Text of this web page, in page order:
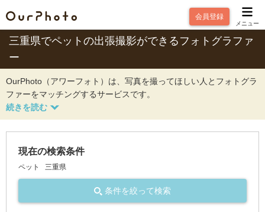
会員登録
メニュー
三重県でペットの出張撮影ができるフォトグラファ
ー
OurPhoto（アワーフォト）は、写真を撮ってほしい人とフォトグラ
ファーをマッチングするサービスです。
現在の検索条件
ペット 三重県
条件を絞って検索